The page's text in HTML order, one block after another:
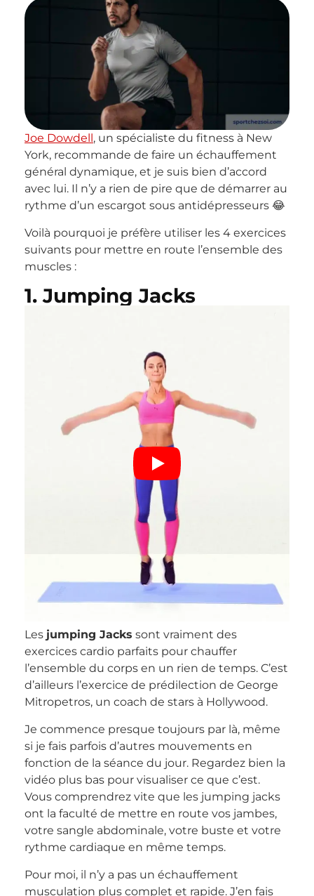
Joe Dowdell, un spécialiste du fitness à New
York, recommande de faire un échauffement
général dynamique, et je suis bien d’accord
avec lui. Il n’y a rien de pire que de démarrer au
rythme d’un escargot sous antidépresseurs 😂
Voilà pourquoi je préfère utiliser les 4 exercices
suivants pour mettre en route l’ensemble des
muscles :
1. Jumping Jacks
Les jumping Jacks sont vraiment des
exercices cardio parfaits pour chauffer
l’ensemble du corps en un rien de temps. C’est
d’ailleurs l’exercice de prédilection de George
Mitropetros, un coach de stars à Hollywood.
Je commence presque toujours par là, même
si je fais parfois d’autres mouvements en
fonction de la séance du jour. Regardez bien la
vidéo plus bas pour visualiser ce que c’est.
Vous comprendrez vite que les jumping jacks
ont la faculté de mettre en route vos jambes,
votre sangle abdominale, votre buste et votre
rythme cardiaque en même temps.
Pour moi, il n’y a pas un échauffement
musculation plus complet et rapide. J’en fais